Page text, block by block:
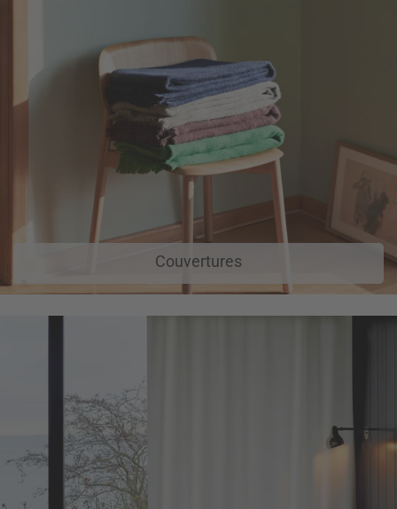
Couvertures